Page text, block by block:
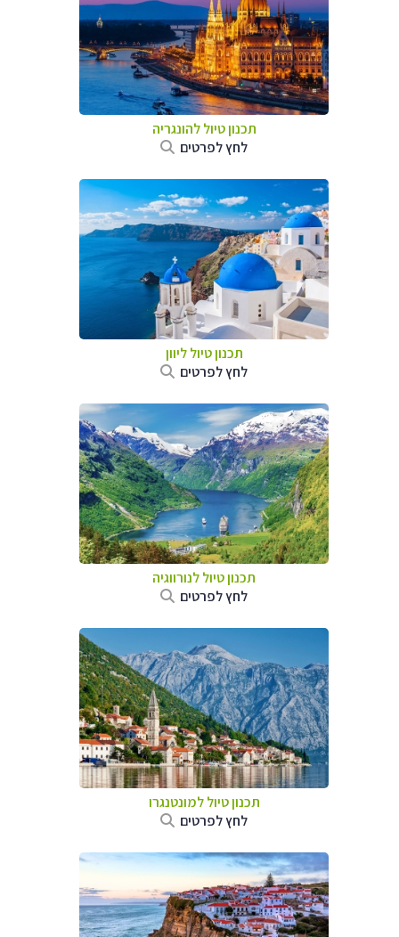
תכנון טיול להונגריה
לחץ לפרטים
תכנון טיול ליוון
לחץ לפרטים
תכנון טיול לנורווגיה
לחץ לפרטים
תכנון טיול למונטנגרו
לחץ לפרטים